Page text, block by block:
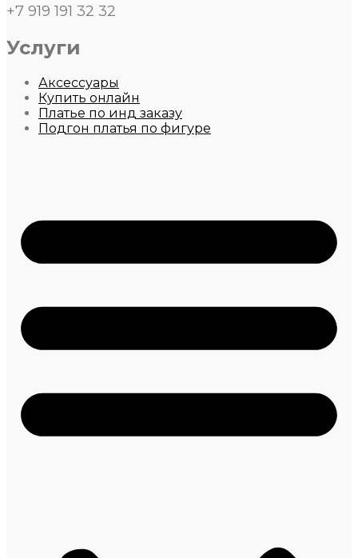
+7 919 191 32 32
Услуги
Аксессуары
Купить онлайн
Платье по инд заказу
Подгон платья по фигуре